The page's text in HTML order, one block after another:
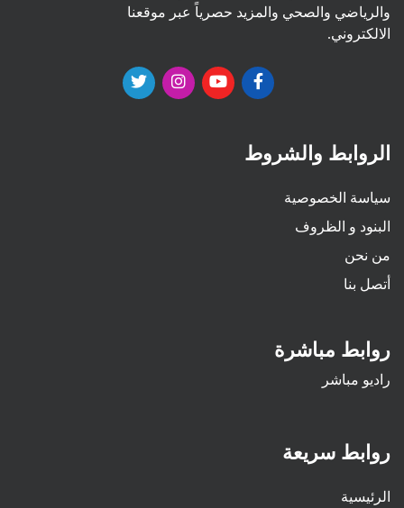
والرياضي والصحي والمزيد حصرياً عبر موقعنا
الالكتروني.
الروابط والشروط
سياسة الخصوصية
البنود و الظروف
من نحن
أتصل بنا
روابط مباشرة
راديو مباشر
روابط سريعة
الرئيسية